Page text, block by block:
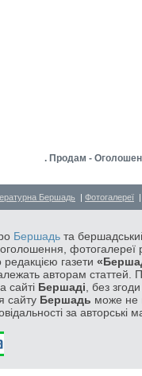
. Продам -
Бершадь | Фотогалереї
Бершадь та
фотогалереї
редакцією газети
авторам статтей.
сайті Бершаді , без
сайту Бершадь може не
за авторські